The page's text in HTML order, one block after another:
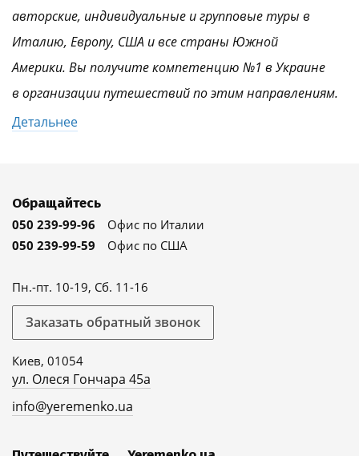
авторские, индивидуальные и групповые туры в
Италию, Европу, США и все страны Южной
Америки. Вы получите компетенцию №1 в Украине
в организации путешествий по этим направлениям.
Детальнее
Обращайтесь
050 239-99-96
Офис по Италии
050 239-99-59
Офис по США
Пн.-пт. 10-19, Сб. 11-16
Заказать обратный звонок
Киев, 01054
ул. Олеся Гончара 45а
info@yeremenko.ua